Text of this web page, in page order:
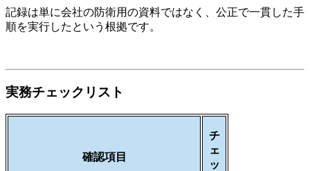
記録は単に会社の防衛用の資料ではなく、公正で一貫した手
順を実行したという根拠です。
実務チェックリスト
確認項目
チ
ェ
ッ